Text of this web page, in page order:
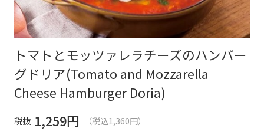
トマトとモッツァレラチーズのハンバー
グドリア(Tomato and Mozzarella
Cheese Hamburger Doria)
税抜 1,259円
（税込1,360円）